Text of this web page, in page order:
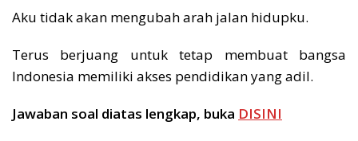
Aku tidak akan mengubah arah jalan hidupku.
Terus berjuang untuk tetap membuat bangsa
Indonesia memiliki akses pendidikan yang adil.
Jawaban soal diatas lengkap, buka DISINI